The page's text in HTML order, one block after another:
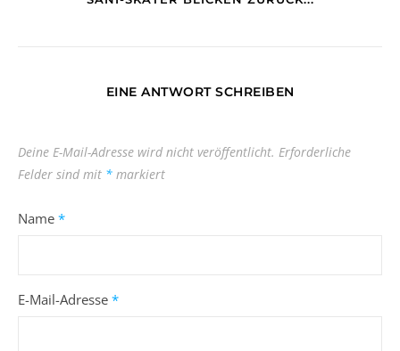
EINE ANTWORT SCHREIBEN
Deine E-Mail-Adresse wird nicht veröffentlicht. Erforderliche
Felder sind mit * markiert
Name *
E-Mail-Adresse *